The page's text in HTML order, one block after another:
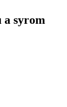
a syrom